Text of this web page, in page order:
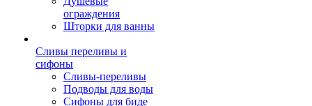
ограждения
Шторки для ванны
Сливы переливы и
сифоны
Сливы-переливы
Подводы для воды
Сифоны для биде